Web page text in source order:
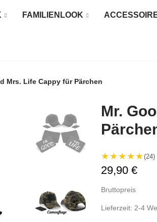
FAMILIENLOOK
Mrs. Life Cappy für Pärchen
Mr.
★★★★★(24)
29,90 €
Bruttopreis
Lieferzeit: 2-4